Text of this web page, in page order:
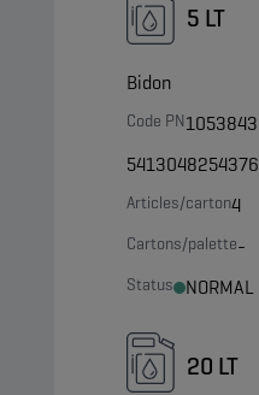
5 LT
Bidon
Code PN1053843
5413048254376
Articles/carton4
Cartons/palette-
Status NORMAL
20 LT